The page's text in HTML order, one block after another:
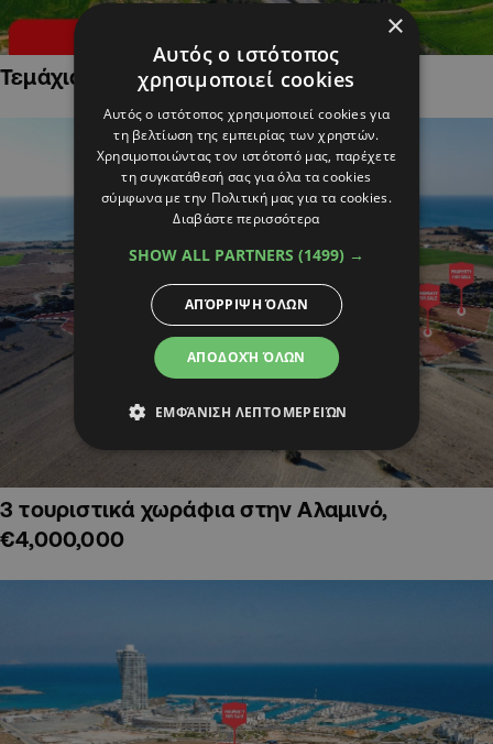
Τεμάχια Γης σε Οικιστικές Περιοχές
3 τουριστικά χωράφια στην Αλαμινό,
€4,000,000
×
Αυτός ο ιστότοπος
χρησιμοποιεί cookies
Αυτός ο ιστότοπος χρησιμοποιεί cookies για
τη βελτίωση της εμπειρίας των χρηστών.
Χρησιμοποιώντας τον ιστότοπό μας, παρέχετε
τη συγκατάθεσή σας για όλα τα cookies
σύμφωνα με την Πολιτική μας για τα cookies.
Διαβάστε περισσότερα
SHOW ALL PARTNERS (1499) →
ΑΠΟΔΟΧΉ ΌΛΩΝ
ΑΠΌΡΡΙΨΗ ΌΛΩΝ
ΕΜΦΆΝΙΣΗ ΛΕΠΤΟΜΕΡΕΙΏΝ